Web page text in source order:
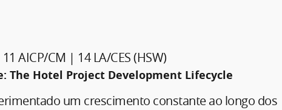
AICP/CM | 14 LA/CES (HSW)
The Hotel Project Development Lifecycle
um crescimento constante ao longo dos